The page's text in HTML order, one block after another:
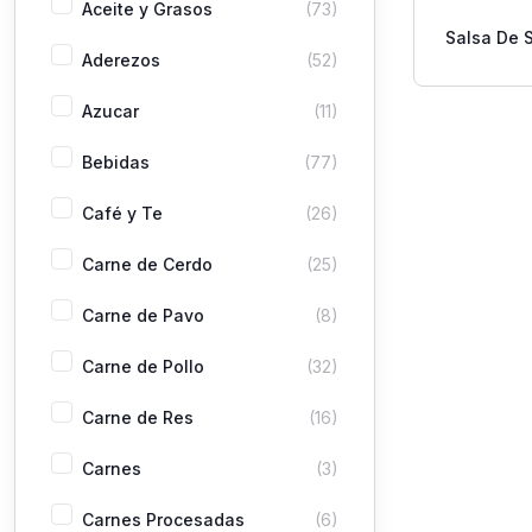
Aceite y Grasos (73)
Aderezos (52)
Azucar (11)
Bebidas (77)
Café y Te (26)
Carne de Cerdo (25)
Carne de Pavo (8)
Carne de Pollo (32)
Carne de Res (16)
Carnes (3)
Carnes Procesadas (6)
Salsa De